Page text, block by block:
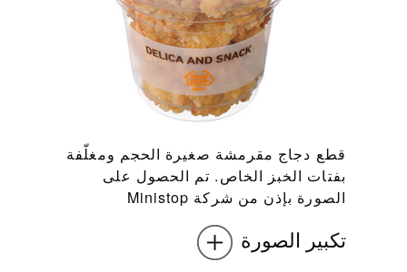
قطع دجاج مقرمشة صغيرة الحجم ومغلّفة
بفتات الخبز الخاص. تم الحصول على
الصورة بإذن من شركة Ministop
تكبير الصورة